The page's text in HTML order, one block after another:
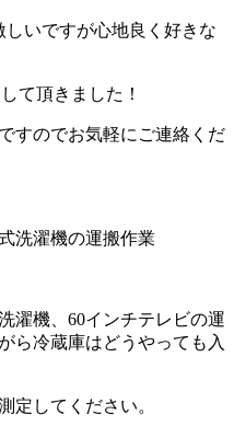
いですが心地良く好きな
て頂きました！
すのでお気軽にご連絡くだ
洗濯機の運搬作業
濯機、60インチテレビの運
ら冷蔵庫はどうやっても入
定してください。